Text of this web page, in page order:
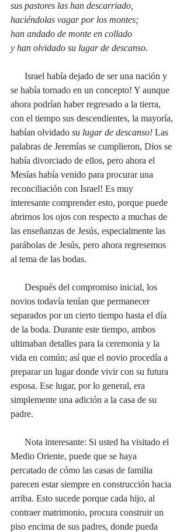
sus pastores las han descarriado,
haciéndolas vagar por los montes;
han andado de monte en collado
y han olvidado su lugar de descanso.
se había tornado en un concepto! Y aunque
ahora podrían haber regresado a la tierra,
con el tiempo sus descendientes, la mayoría,
habían olvidado su lugar de descanso! Las
palabras de Jeremías se cumplieron, Dios se
había divorciado de ellos, pero ahora el
Mesías había venido para procurar una
reconciliación con Israel! Es muy
interesante comprender esto, porque puede
abrirnos los ojos con respecto a muchas de
las enseñanzas de Jesús, especialmente las
parábolas de Jesús, pero ahora regresemos
al tema de las bodas.
novios todavía tenían que permanecer
separados por un cierto tiempo hasta el día
de la boda. Durante este tiempo, ambos
ultimaban detalles para la ceremonia y la
vida en común; así que el novio procedía a
preparar un lugar donde vivir con su futura
esposa. Ese lugar, por lo general, era
simplemente una adición a la casa de su
padre.
Medio Oriente, puede que se haya
percatado de cómo las casas de familia
parecen estar siempre en construcción hacia
arriba. Esto sucede porque cada hijo, al
contraer matrimonio, procura construir un
piso encima de sus padres, donde pueda